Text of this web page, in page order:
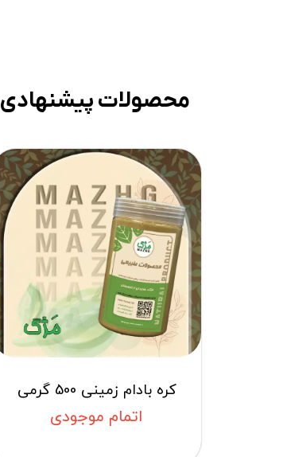
کره بادام زمینی 500 گرمی
اتمام موجودی
محصولات پیشنهادی